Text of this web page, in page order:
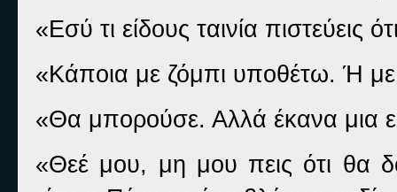
«Εσύ τι είδους ταινία πιστεύεις
«Κάποια με ζόμπι υποθέτω. Ή
«Θα μπορούσε. Αλλά έκανα μια
«Θεέ μου, μη μου πεις ότι θα